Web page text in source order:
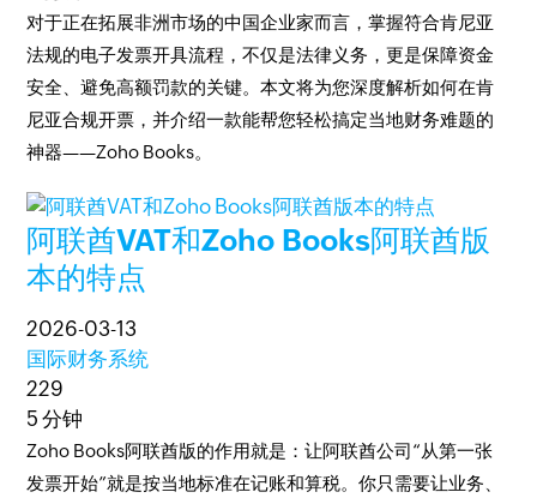
对于正在拓展非洲市场的中国企业家而言，掌握符合肯尼亚
法规的电子发票开具流程，不仅是法律义务，更是保障资金
安全、避免高额罚款的关键。本文将为您深度解析如何在肯
尼亚合规开票，并介绍一款能帮您轻松搞定当地财务难题的
神器——Zoho Books。
阿联酋VAT和Zoho Books阿联酋版
本的特点
2026-03-13
国际财务系统
229
5 分钟
Zoho Books阿联酋版的作用就是：让阿联酋公司“从第一张
发票开始”就是按当地标准在记账和算税。你只需要让业务、